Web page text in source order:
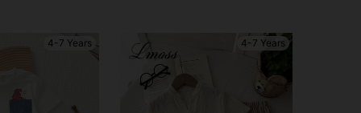
4-7 Years 4-7 Years